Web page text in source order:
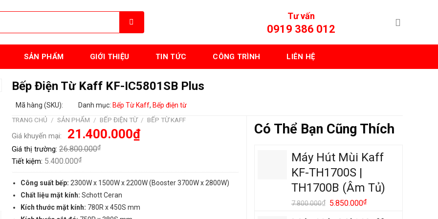
Tư vấn
0919 386 012
SẢN PHẨM GIỚI THIỆU TIN TỨC CÔNG TRÌNH LIÊN HỆ
Bếp Điện Từ Kaff KF-IC5801SB Plus
Mã hàng (SKU): Danh mục: Bếp Từ Kaff, Bếp điện từ
TRANG CHỦ / SẢN PHẨM / BẾP ĐIỆN TỪ / BẾP TỪ KAFF
Giá khuyến mại:
Giá
gốc
là:
26.800.000₫.
21.400.000₫Giá
Giá thị trường: 26.800.000₫
Tiết kiệm: 5.400.000₫
Công suất bếp: 2300W x 1500W x 2200W (Booster 3700W x 2800W)
Chất liệu mặt kính: Schott Ceran
Kích thước mặt kính: 780R x 450S mm
Có Thể Bạn Cũng Thích
Máy Hút Mùi Kaff
KF-TH1700S |
TH1700B (Âm Tủ)
7.800.000₫ Giá
5.850.000₫Giá